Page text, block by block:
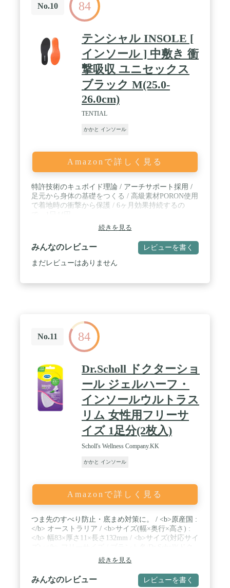
シューズなど、いろいろな用途にご利用下さい♪ス
グに効果を実感でき、インソールだけでこんなに変
わるのか！と満足して頂けるはずです。 / ✅③【抗
性の良いメッシュ素材を使用しています。BBQの網
のように熱くなったアスファルトの上を歩き回る夏
場は当然ですが、実は寒い冬の間でも、知らず知ら
ずのうちに足の裏から汗がたくさん出ていきます。
しかし、抗菌・防臭性に優れた当製品なら、蒸れて
臭いが気になる方でも気軽に付けられるのでおスス
メです。何も気にせずに身長アップをお望みなら、
ぜひ手に取ってみて下さい＾＾ / ✅④【カットして
微調整できるから安心！】サイズは22.5cm～27.0cm
かもお好みの大きさに合わせてカットでき、ジャス
ット時のポイント】当製品をカットする際は、中敷
の裏にあるサイズ線を参考にしてみて下さい。ま
た、最初は実際のサイズより少し大きめにカット
少しづつカットしながら調節するとうまくいきま
す。 / ✅⑤【保証】メーカー保証書付属（45日
間） ※商品の不良や故障等ございました折はメー
は新品を再発送させて頂きます。
No.10 84
テンシャル INSOLE [
インソール ] 中敷き 衝
撃吸収 ユニセックス
ブラック M(25.0-
26.0cm)
TENTIAL
かかと インソール
Amazonで詳しく見る
特許技術のキュボイド理論 / アーチサポート採用 /
足元から身体の基礎をつくる / 高級素材PORON使用
で着地時の衝撃から保護 / 6ヶ月効果持続するの
続きを見る
みんなのレビュー レビューを書く
まだレビューはありません
No.11 84
Dr.Scholl ドクターショ
ール ジェルハーフ・
インソールウルトラス
リム 女性用フリーサ
イズ 1足分(2枚入)
Scholl's Wellness Company.KK
かかと インソール
Amazonで詳しく見る
つま先のすべり防止・底まめ対策に。 / <b>原産国 :
</b> オーストラリア / <b>サイズ(幅×奥行×高さ) :
</b> 幅83×厚さ11×長さ132mm / <b>サイズ(対応サイ
続きを見る
みんなのレビュー レビューを書く